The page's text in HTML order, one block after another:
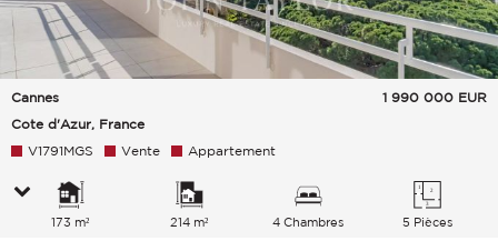
Cannes
Cote d'Azur, France
1 990 000 EUR
V1791MGS Vente Appartement
173 m² 214 m² 4 Chambres 5 Pièces